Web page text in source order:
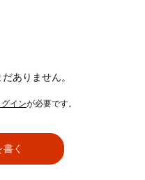
ありません。
グインが必要です。
く